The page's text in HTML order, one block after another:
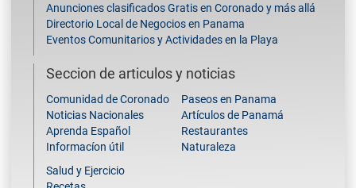
Anunciones clasificados Gratis en Coronado y más allá
Directorio Local de Negocios en Panama
Eventos Comunitarios y Actividades en la Playa
Seccion de articulos y noticias
Comunidad de Coronado
Noticias Nacionales
Aprenda Español
Informacíon útil
Paseos en Panama
Artículos de Panamá
Restaurantes
Naturaleza
Salud y Ejercicio